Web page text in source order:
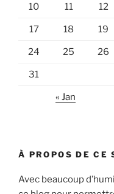
10 11 12
17 18 19
24 25 26
31
« Jan
À PROPOS DE CE
Avec beaucoup